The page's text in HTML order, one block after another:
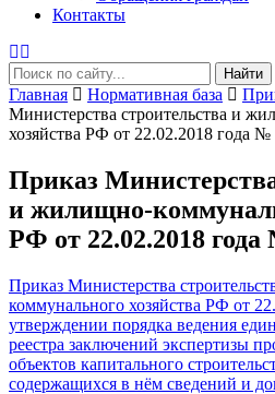
Контакты
Найти
Главная Нормативная база
Министерства строительства и
хозяйства РФ от 22.02.2018 года №
Приказ
и жилищно-
РФ от 22.02.2018
Приказ Министерства
коммунального хозяйства РФ от
утверждении порядка ведения
реестра заключений экспертизы
объектов капитального
содержащихся в нём сведений и